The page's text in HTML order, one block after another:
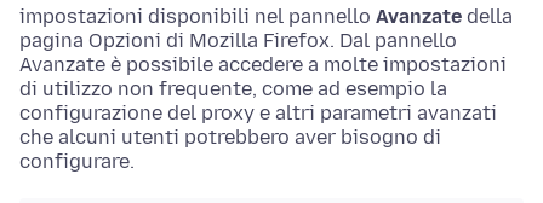
impostazioni disponibili nel pannello Avanzate della
pagina Opzioni di Mozilla Firefox. Dal pannello
Avanzate è possibile accedere a molte impostazioni
di utilizzo non frequente, come ad esempio la
configurazione del proxy e altri parametri avanzati
che alcuni utenti potrebbero aver bisogno di
configurare.